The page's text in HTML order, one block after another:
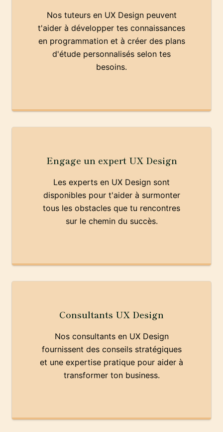
Nos tuteurs en UX Design peuvent
t'aider à développer tes connaissances
en programmation et à créer des plans
d'étude personnalisés selon tes
besoins.
Engage un expert UX Design
Les experts en UX Design sont
disponibles pour t'aider à surmonter
tous les obstacles que tu rencontres
sur le chemin du succès.
Consultants UX Design
Nos consultants en UX Design
fournissent des conseils stratégiques
et une expertise pratique pour aider à
transformer ton business.